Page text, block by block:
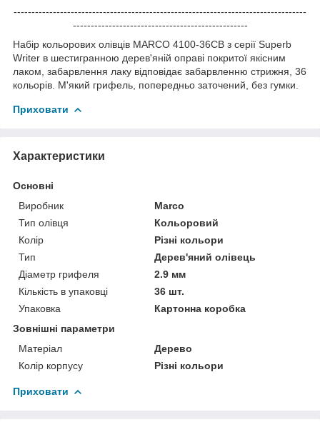
----------------------------------------------------------------------------------
-------------------------------------------------
Набір кольорових олівців MARCO 4100-36CB з серії Superb
Writer в шестигранною дерев'яній оправі покритої якісним
лаком, забарвлення лаку відповідає забарвленню стрижня, 36
кольорів. М'який грифель, попередньо заточений, без гумки.
Приховати
Характеристики
Основні
Виробник
Marco
Тип олівця
Кольоровий
Колір
Різні кольори
Тип
Дерев'яний олівець
Діаметр грифеля
2.9 мм
Кількість в упаковці
36 шт.
Упаковка
Картонна коробка
Зовнішні параметри
Матеріал
Дерево
Колір корпусу
Різні кольори
Приховати